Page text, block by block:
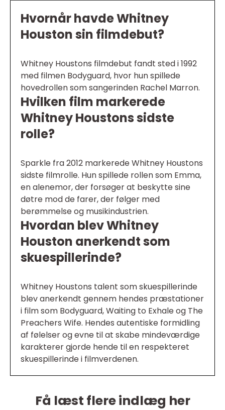
Hvornår havde Whitney
Houston sin filmdebut?
Whitney Houstons filmdebut fandt sted i 1992
med filmen Bodyguard, hvor hun spillede
hovedrollen som sangerinden Rachel Marron.
Hvilken film markerede
Whitney Houstons sidste
rolle?
Sparkle fra 2012 markerede Whitney Houstons
sidste filmrolle. Hun spillede rollen som Emma,
en alenemor, der forsøger at beskytte sine
døtre mod de farer, der følger med
berømmelse og musikindustrien.
Hvordan blev Whitney
Houston anerkendt som
skuespillerinde?
Whitney Houstons talent som skuespillerinde
blev anerkendt gennem hendes præstationer
i film som Bodyguard, Waiting to Exhale og The
Preachers Wife. Hendes autentiske formidling
af følelser og evne til at skabe mindeværdige
karakterer gjorde hende til en respekteret
skuespillerinde i filmverdenen.
Få læst flere indlæg her